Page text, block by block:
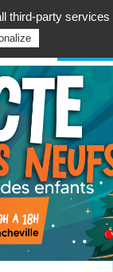
third-party services